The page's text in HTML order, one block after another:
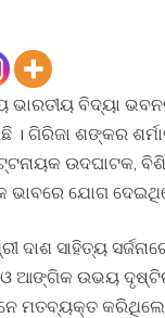
ଭାରତୀୟ ବିଦ୍ୟା
। ଗିରିଜା ଶଙ୍କର
ଉଦଘାଟକ,
ଭାବରେ ଯୋଗ
ସାହିତ୍ୟ
ଓ ଆଙ୍ଗିକ ଉଭୟ
ମତବ୍ୟକ୍ତ କରିଥିଲେ